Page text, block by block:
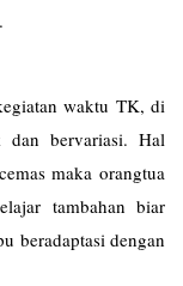
waktu TK, di
dan bervariasi. Hal
maka orangtua
tambahan biar
beradaptasi dengan